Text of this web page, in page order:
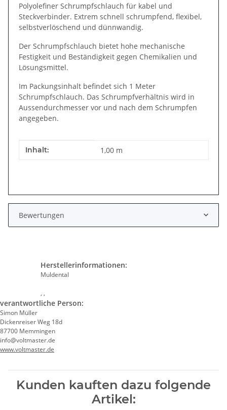
Polyolefiner Schrumpfschlauch für kabel und
Steckverbinder. Extrem schnell schrumpfend, flexibel,
selbstverlöschend und dünnwandig.
Der Schrumpfschlauch bietet hohe mechanische
Festigkeit und Beständigkeit gegen Chemikalien und
Lösungsmittel.
Im Packungsinhalt befindet sich 1 Meter
Schrumpfschlauch. Das Schrumpfverhältnis wird in
Aussendurchmesser vor und nach dem Schrumpfen
angegeben.
Produkteigenschaft
Wert
Inhalt: 1,00 m
Bewertungen
Herstellerinformationen:
Muldental
, ,
verantwortliche Person:
Simon Müller
Dickenreiser Weg 18d
87700 Memmingen
info@voltmaster.de
www.voltmaster.de
Kunden kauften dazu folgende
Artikel: